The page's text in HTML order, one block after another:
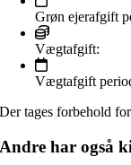
Grøn ejerafgift
Vægtafgift:
Vægtafgift
Der tages forbehold
Andre har også